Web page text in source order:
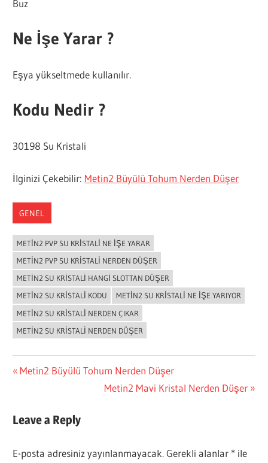
Buz
Ne İşe Yarar ?
Eşya yükseltmede kullanılır.
Kodu Nedir ?
30198 Su Kristali
İlginizi Çekebilir: Metin2 Büyülü Tohum Nerden Düşer
GENEL
METIN2 PVP SU KRISTALI NE IŞE YARAR
METIN2 PVP SU KRISTALI NERDEN DÜŞER
METIN2 SU KRISTALI HANGI SLOTTAN DÜŞER
METIN2 SU KRISTALI KODU
METIN2 SU KRISTALI NE IŞE YARIYOR
METIN2 SU KRISTALI NERDEN ÇIKAR
METIN2 SU KRISTALI NERDEN DÜŞER
Yazı
Previous
Metin2 Büyülü Tohum Nerden Düşer
Next
Metin2 Mavi Kristal Nerden Düşer
Leave a Reply
E-posta adresiniz yayınlanmayacak. Gerekli alanlar * ile